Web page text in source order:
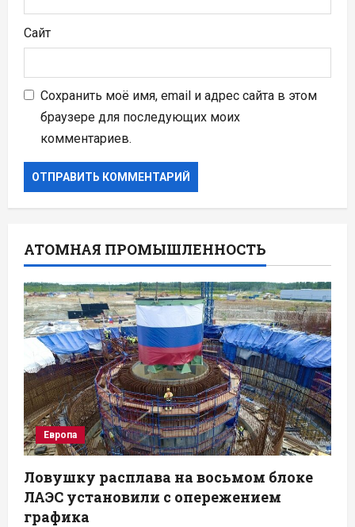
Сайт
Сохранить моё имя, email и адрес сайта в этом
браузере для последующих моих
комментариев.
АТОМНАЯ ПРОМЫШЛЕННОСТЬ
Европа
Ловушку расплава на восьмом блоке
ЛАЭС установили с опережением
графика